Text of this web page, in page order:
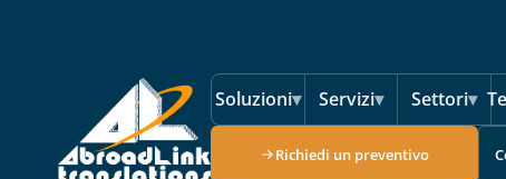
Soluzioni▾ Servizi▾ Settori▾
Richiedi un preventivo